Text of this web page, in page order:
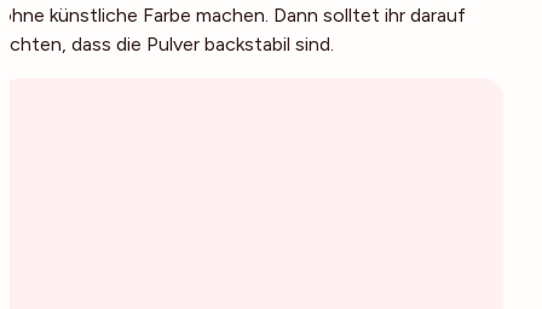
ohne künstliche Farbe machen. Dann solltet ihr darauf
achten, dass die Pulver backstabil sind.